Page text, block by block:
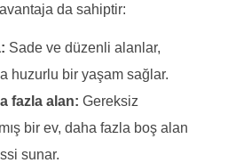
da sahiptir:
Sade ve düzenli alanlar,
huzurlu bir yaşam sağlar.
fazla alan: Gereksiz
bir ev, daha fazla boş alan
sunar.